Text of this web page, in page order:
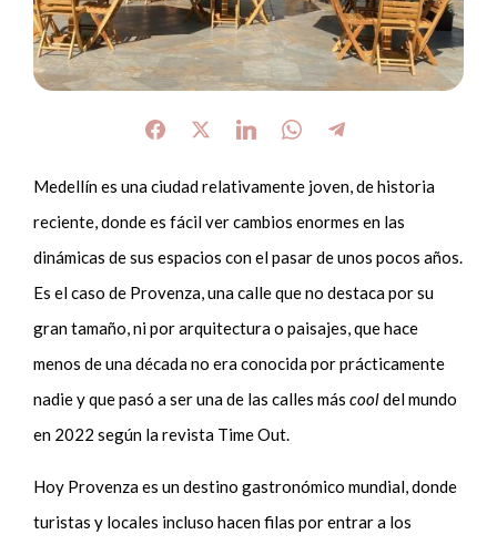
Medellín es una ciudad relativamente joven, de historia
reciente, donde es fácil ver cambios enormes en las
dinámicas de sus espacios con el pasar de unos pocos años.
Es el caso de Provenza, una calle que no destaca por su
gran tamaño, ni por arquitectura o paisajes, que hace
menos de una década no era conocida por prácticamente
nadie y que pasó a ser una de las calles máscooldel mundo
en 2022 según la revista Time Out.
Hoy Provenza es un destino gastronómico mundial, donde
turistas y locales incluso hacen filas por entrar a los